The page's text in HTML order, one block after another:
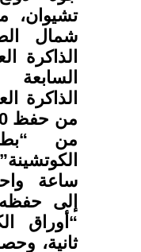
شمال
الذاكرة
الذاكرة
من
ساعة
إلى
ثانية،